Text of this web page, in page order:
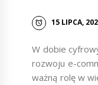
15 LIPCA,
W dobie
rozwoju e-
ważną rolę w